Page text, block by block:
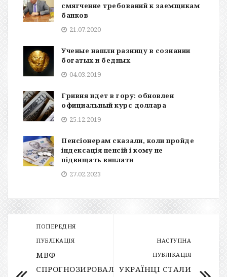
смягчение требований к заемщикам
банков
21.07.2020
Ученые нашли разницу в сознании
богатых и бедных
04.03.2019
Гривня идет в гору: обновлен
официальный курс доллара
25.12.2019
Пенсіонерам сказали, коли пройде
індексація пенсій і кому не
підвищать виплати
27.02.2023
ПОПЕРЕДНЯ
ПУБЛІКАЦІЯ
МВФ
СПРОГНОЗИРОВАЛ
НАСТУПНА
ПУБЛІКАЦІЯ
УКРАЇНЦІ СТАЛИ